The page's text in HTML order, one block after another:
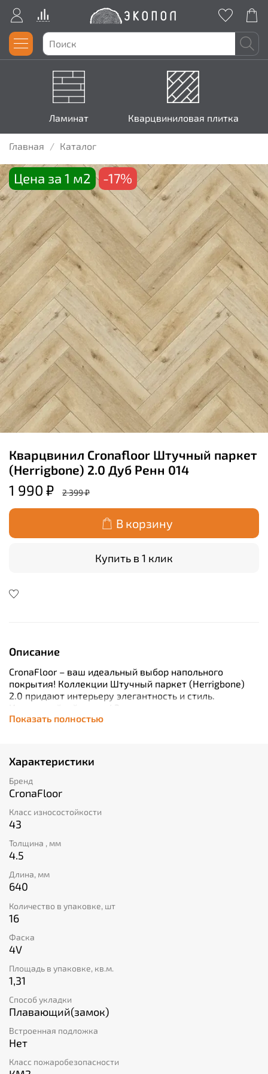
Ламинат Кварцвиниловая плитка
Главная Каталог
Цена за 1 м2 -17%
Кварцвинил Cronafloor Штучный паркет
(Herrigbone) 2.0 Дуб Ренн 014
1 990 ₽ 2 399 ₽
В корзину
Купить в 1 клик
Описание
CronaFloor – ваш идеальный выбор напольного
покрытия! Коллекции Штучный паркет (Herrigbone)
2.0 придают интерьеру элегантность и стиль.
Износостойкий класс 43 гарантирует долговечность
материала при интенсивной эксплуатации. Блок
композит обеспечивает прочность, а защитный слой
толщиной 0,3 мм защищает от механических
повреждений. Благодаря встроенной фаске швы
выглядят аккуратно и эстетично. Подходит даже для
красоте интерьера!
Показать полностью
Характеристики
Бренд
CronaFloor
Класс износостойкости
43
Толщина , мм
4.5
Длина, мм
640
Количество в упаковке, шт
16
Фаска
4V
Площадь в упаковке, кв.м.
1,31
Способ укладки
Плавающий(замок)
Встроенная подложка
Нет
Класс пожаробезопасности